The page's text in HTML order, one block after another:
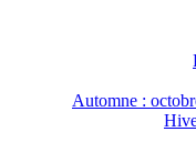
Automne :